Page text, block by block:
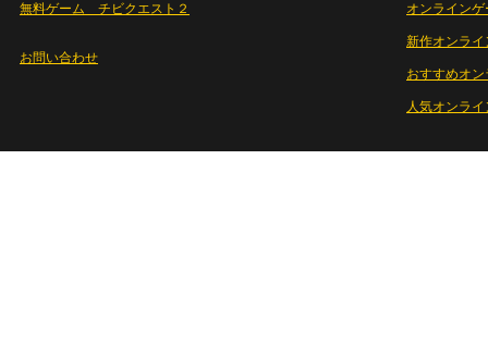
無料ゲーム チビクエスト２
お問い合わせ
オンライン
新作オンライ
おすすめオ
人気オンラ